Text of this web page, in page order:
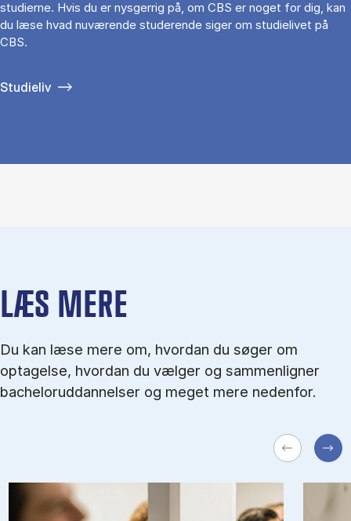
studierne. Hvis du er nysgerrig på, om CBS er noget for dig, kan
du læse hvad nuværende studerende siger om studielivet på
CBS.
Studieliv
LÆS MERE
Du kan læse mere om, hvordan du søger om
optagelse, hvordan du vælger og sammenligner
bacheloruddannelser og meget mere nedenfor.